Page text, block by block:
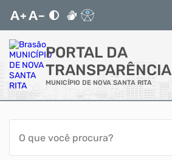
PORTAL DA
TRANSPARÊNCIA
MUNICÍPIO DE NOVA SANTA RITA
ACESSO RÁPIDO
Acessibilidade